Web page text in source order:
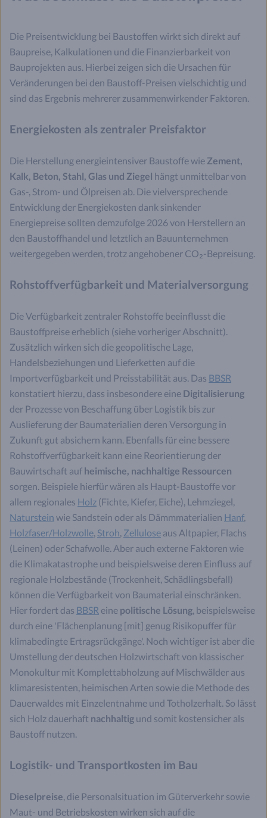
Die Preisentwicklung bei Baustoffen wirkt sich direkt auf
Baupreise, Kalkulationen und die Finanzierbarkeit von
Bauprojekten aus. Hierbei zeigen sich die Ursachen für
Veränderungen bei den Baustoff-Preisen vielschichtig und
sind das Ergebnis mehrerer zusammenwirkender Faktoren.
Energiekosten als zentraler Preisfaktor
Die Herstellung energieintensiver Baustoffe wie Zement,
Kalk, Beton, Stahl, Glas und Ziegel hängt unmittelbar von
Gas-, Strom- und Ölpreisen ab. Die vielversprechende
Entwicklung der Energiekosten dank sinkender
Energiepreise sollten demzufolge 2026 von Herstellern an
den Baustoffhandel und letztlich an Bauunternehmen
weitergegeben werden, trotz angehobener CO₂-Bepreisung.
Rohstoffverfügbarkeit und Materialversorgung
Die Verfügbarkeit zentraler Rohstoffe beeinflusst die
Baustoffpreise erheblich (siehe vorheriger Abschnitt).
Zusätzlich wirken sich die geopolitische Lage,
Handelsbeziehungen und Lieferketten auf die
Importverfügbarkeit und Preisstabilität aus. Das BBSR
konstatiert hierzu, dass insbesondere eine Digitalisierung
der Prozesse von Beschaffung über Logistik bis zur
Auslieferung der Baumaterialien deren Versorgung in
Zukunft gut absichern kann. Ebenfalls für eine bessere
Rohstoffverfügbarkeit kann eine Reorientierung der
Bauwirtschaft auf heimische, nachhaltige Ressourcen
sorgen. Beispiele hierfür wären als Haupt-Baustoffe vor
allem regionales Holz (Fichte, Kiefer, Eiche), Lehmziegel,
Naturstein wie Sandstein oder als Dämmmaterialien Hanf,
Holzfaser/Holzwolle, Stroh, Zellulose aus Altpapier, Flachs
(Leinen) oder Schafwolle. Aber auch externe Faktoren wie
die Klimakatastrophe und beispielsweise deren Einfluss auf
regionale Holzbestände (Trockenheit, Schädlingsbefall)
können die Verfügbarkeit von Baumaterial einschränken.
Hier fordert das BBSR eine politische Lösung, beispielsweise
durch eine 'Flächenplanung [mit] genug Risikopuffer für
klimabedingte Ertragsrückgänge'. Noch wichtiger ist aber die
Umstellung der deutschen Holzwirtschaft von klassischer
Monokultur mit Komplettabholzung auf Mischwälder aus
klimaresistenten, heimischen Arten sowie die Methode des
Dauerwaldes mit Einzelentnahme und Totholzerhalt. So lässt
sich Holz dauerhaft nachhaltig und somit kostensicher als
Baustoff nutzen.
Logistik- und Transportkosten im Bau
Dieselpreise, die Personalsituation im Güterverkehr sowie
Maut- und Betriebskosten wirken sich auf die